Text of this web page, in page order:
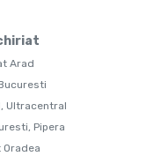
Arad
Ultracentral
Pipera